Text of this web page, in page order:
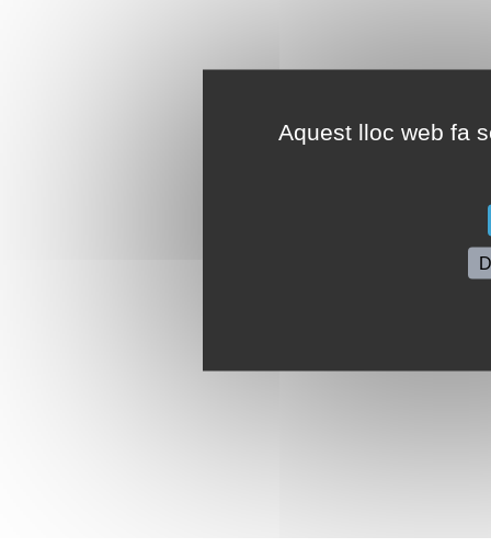
Aquest lloc web fa